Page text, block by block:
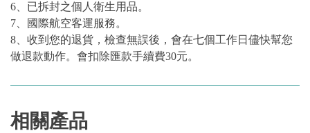
6、已拆封之個人衛生用品。
7、國際航空客運服務。
8、收到您的退貨，檢查無誤後，會在七個工作日儘快幫您
做退款動作。會扣除匯款手續費30元。
相關產品